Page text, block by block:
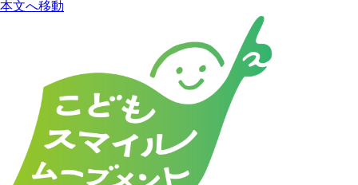
本文へ移動